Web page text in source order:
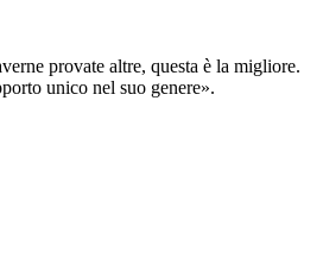
provate altre, questa è la migliore.
unico nel suo genere».